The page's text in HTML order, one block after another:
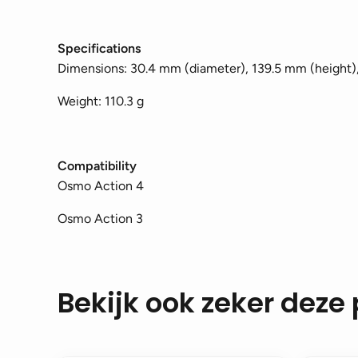
Specifications
Dimensions: 30.4 mm (diameter), 139.5 mm
Weight: 110.3 g
Compatibility
Osmo Action 4
Osmo Action 3
Bekijk ook zeker